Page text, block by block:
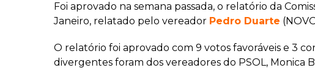
Foi aprovado na semana passada, o relatório da
Janeiro, relatado pelo vereador Pedro Duarte
O relatório foi aprovado com 9 votos favoráveis e 3
divergentes foram dos vereadores do PSOL, Monica